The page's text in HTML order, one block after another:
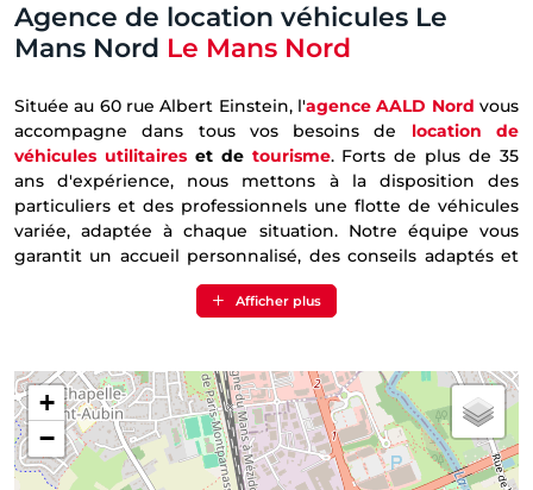
Agence de location véhicules Le
Mans Nord Le Mans Nord
Située au 60 rue Albert Einstein, l'agence AALD Nord vous
accompagne dans tous vos besoins de location de
véhicules utilitaireset de tourisme. Forts de plus de 35
ans d'expérience, nous mettons à la disposition des
particuliers et des professionnels une flotte de véhicules
variée, adaptée à chaque situation. Notre équipe vous
garantit un accueil personnalisé, des conseils adaptés et
un service réactif pour vous offrir une solution de mobilité
simple, efficace et au meilleur rapport qualité-prix.
Afficher plus
+
−